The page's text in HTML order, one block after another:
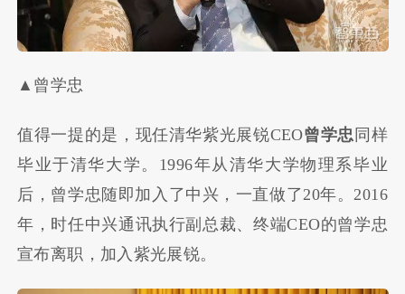
▲曾学忠
值得一提的是，现任清华紫光展锐CEO曾学忠 同样
毕业于清华大学。1996年从清华大学物理系毕业
后，曾学忠随即加入了中兴，一直做了20年。2016
年，时任中兴通讯执行副总裁、终端CEO的曾学忠
宣布离职，加入紫光展锐。